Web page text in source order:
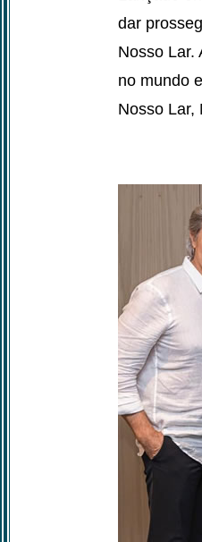
dar
Nosso Lar.
no mundo
Nosso Lar,